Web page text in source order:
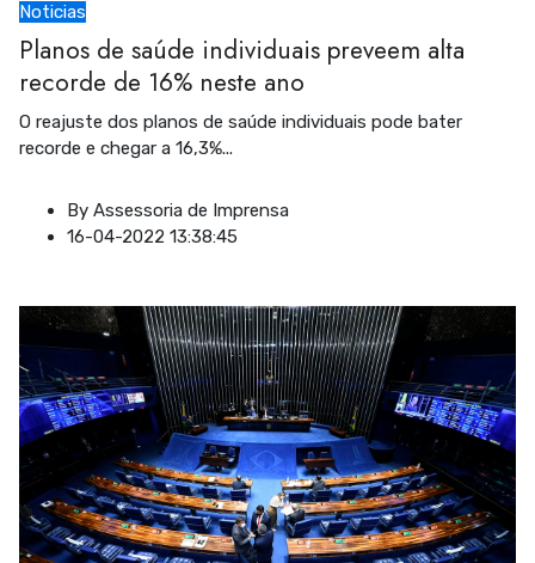
Noticias
Planos de saúde individuais preveem alta
recorde de 16% neste ano
O reajuste dos planos de saúde individuais pode bater
recorde e chegar a 16,3%...
By Assessoria de Imprensa
16-04-2022 13:38:45